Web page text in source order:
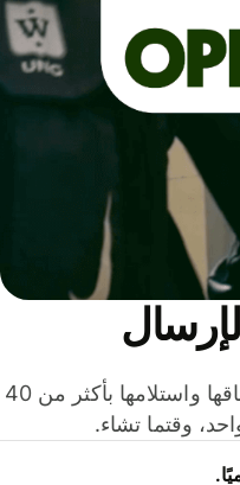
وفّر المال عند إرسال الأموال وإنفاقها واستلامها بأكثر من 40
وقتما تشاء.